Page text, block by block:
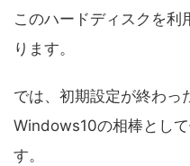
このハードディスクを利
ります。
では、初期設定が終わっ
Windows10の相棒とし
す。